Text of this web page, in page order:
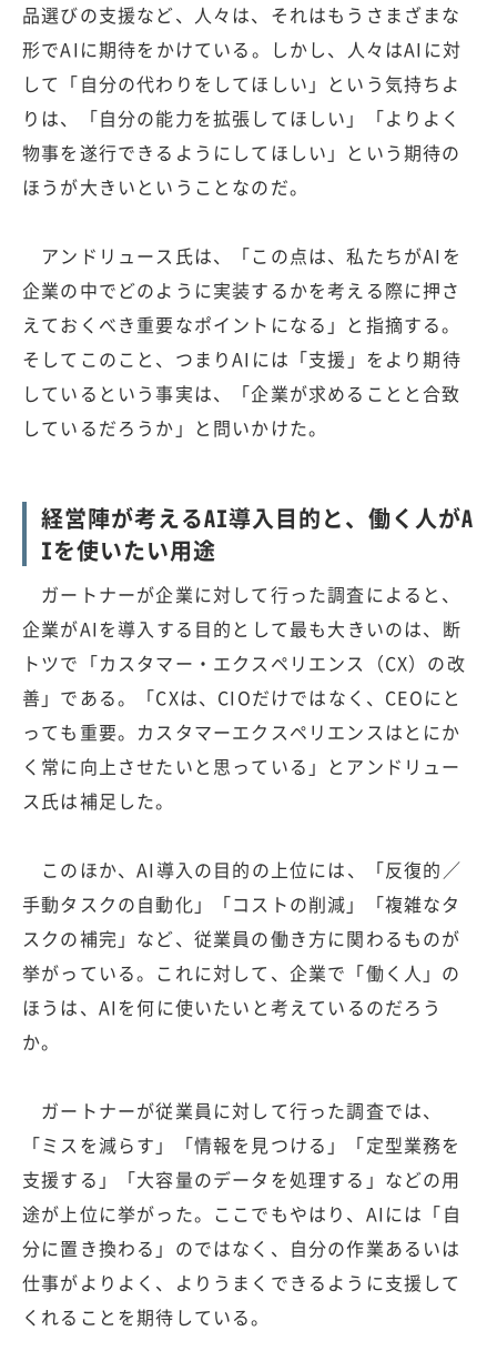
品選びの支援など、人々は、それはもうさまざまな
形でAIに期待をかけている。しかし、人々はAIに対
して「自分の代わりをしてほしい」という気持ちよ
りは、「自分の能力を拡張してほしい」「よりよく
物事を遂行できるようにしてほしい」という期待の
ほうが大きいということなのだ。
アンドリュース氏は、「この点は、私たちがAIを
企業の中でどのように実装するかを考える際に押さ
えておくべき重要なポイントになる」と指摘する。
そしてこのこと、つまりAIには「支援」をより期待
しているという事実は、「企業が求めることと合致
しているだろうか」と問いかけた。
経営陣が考えるAI導入目的と、働く人がA
Iを使いたい用途
ガートナーが企業に対して行った調査によると、
企業がAIを導入する目的として最も大きいのは、断
トツで「カスタマー・エクスペリエンス（CX）の改
善」である。「CXは、CIOだけではなく、CEOにと
っても重要。カスタマーエクスペリエンスはとにか
く常に向上させたいと思っている」とアンドリュー
ス氏は補足した。
このほか、AI導入の目的の上位には、「反復的／
手動タスクの自動化」「コストの削減」「複雑なタ
スクの補完」など、従業員の働き方に関わるものが
挙がっている。これに対して、企業で「働く人」の
ほうは、AIを何に使いたいと考えているのだろう
か。
ガートナーが従業員に対して行った調査では、
「ミスを減らす」「情報を見つける」「定型業務を
支援する」「大容量のデータを処理する」などの用
途が上位に挙がった。ここでもやはり、AIには「自
分に置き換わる」のではなく、自分の作業あるいは
仕事がよりよく、よりうまくできるように支援して
くれることを期待している。